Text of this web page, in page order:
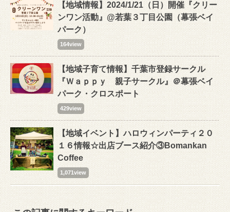
【地域情報】2024/1/21（日）開催『クリー
ンワン活動』@若葉３丁目公園（幕張ベイ
パーク）
164view
【地域子育て情報】千葉市登録サークル
『Ｗａｐｐｙ 親子サークル』＠幕張ベイ
パーク・クロスポート
429view
【地域イベント】ハロウィンパーティ２０
１６情報☆出店ブース紹介③Bomankan
Coffee
1,071view